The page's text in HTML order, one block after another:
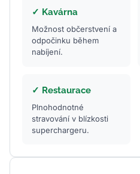
✓ Kavárna
Možnost občerstvení a
odpočinku během
nabíjení.
✓ Restaurace
Plnohodnotné
stravování v blízkosti
superchargeru.